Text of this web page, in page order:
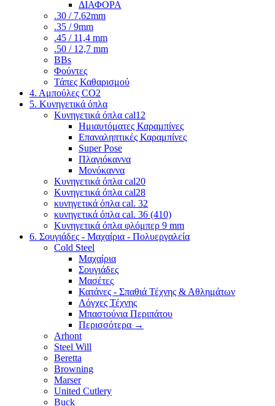
ΔΙΑΦΟΡΑ
.30 / 7.62mm
.35 / 9mm
.45 / 11,4 mm
.50 / 12,7 mm
BBs
Φούντες
Τάπες Καθαρισμού
4. Αμπούλες CO2
5. Κυνηγετικά όπλα
Κυνηγετικά όπλα cal12
Ημιαυτόματες Καραμπίνες
Επαναληπτικές Καραμπίνες
Super Pose
Πλαγιόκαννα
Μονόκαννα
Κυνηγετικά όπλα cal20
Κυνηγετικά όπλα cal28
κυνηγετικά όπλα cal. 32
κυνηγετικά όπλα cal. 36 (410)
Κυνηγετικά όπλα φλόμπερ 9 mm
6. Σουγιάδες - Μαχαίρια - Πολυεργαλεία
Cold Steel
Μαχαίρια
Σουγιάδες
Μασέτες
Κατάνες - Σπαθιά Τέχνης & Αθλημάτων
Λόγχες Τέχνης
Μπαστούνια Περιπάτου
Περισσότερα →
Arhont
Steel Will
Beretta
Browning
Marser
United Cutlery
Buck